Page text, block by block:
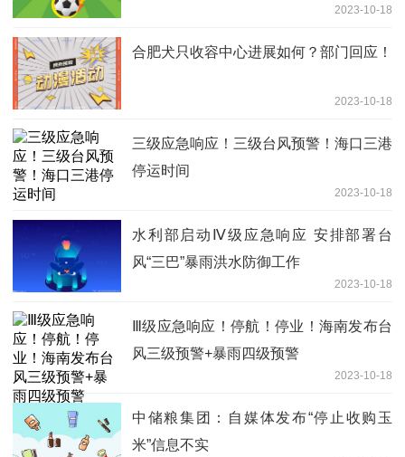
2023-10-18
合肥犬只收容中心进展如何？部门回应！
2023-10-18
三级应急响应！三级台风预警！海口三港
停运时间
2023-10-18
水利部启动Ⅳ级应急响应 安排部署台
风“三巴”暴雨洪水防御工作
2023-10-18
Ⅲ级应急响应！停航！停业！海南发布台
风三级预警+暴雨四级预警
2023-10-18
中储粮集团：自媒体发布“停止收购玉
米”信息不实